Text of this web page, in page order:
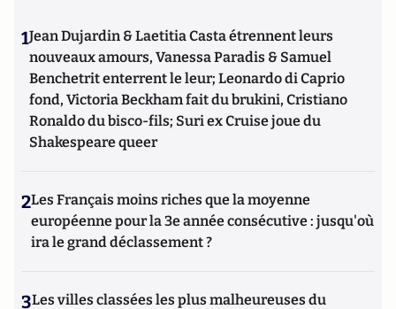
1Jean Dujardin & Laetitia Casta étrennent leurs
nouveaux amours, Vanessa Paradis & Samuel
Benchetrit enterrent le leur; Leonardo di Caprio
fond, Victoria Beckham fait du brukini, Cristiano
Ronaldo du bisco-fils; Suri ex Cruise joue du
Shakespeare queer
2Les Français moins riches que la moyenne
européenne pour la 3e année consécutive : jusqu'où
ira le grand déclassement ?
3Les villes classées les plus malheureuses du